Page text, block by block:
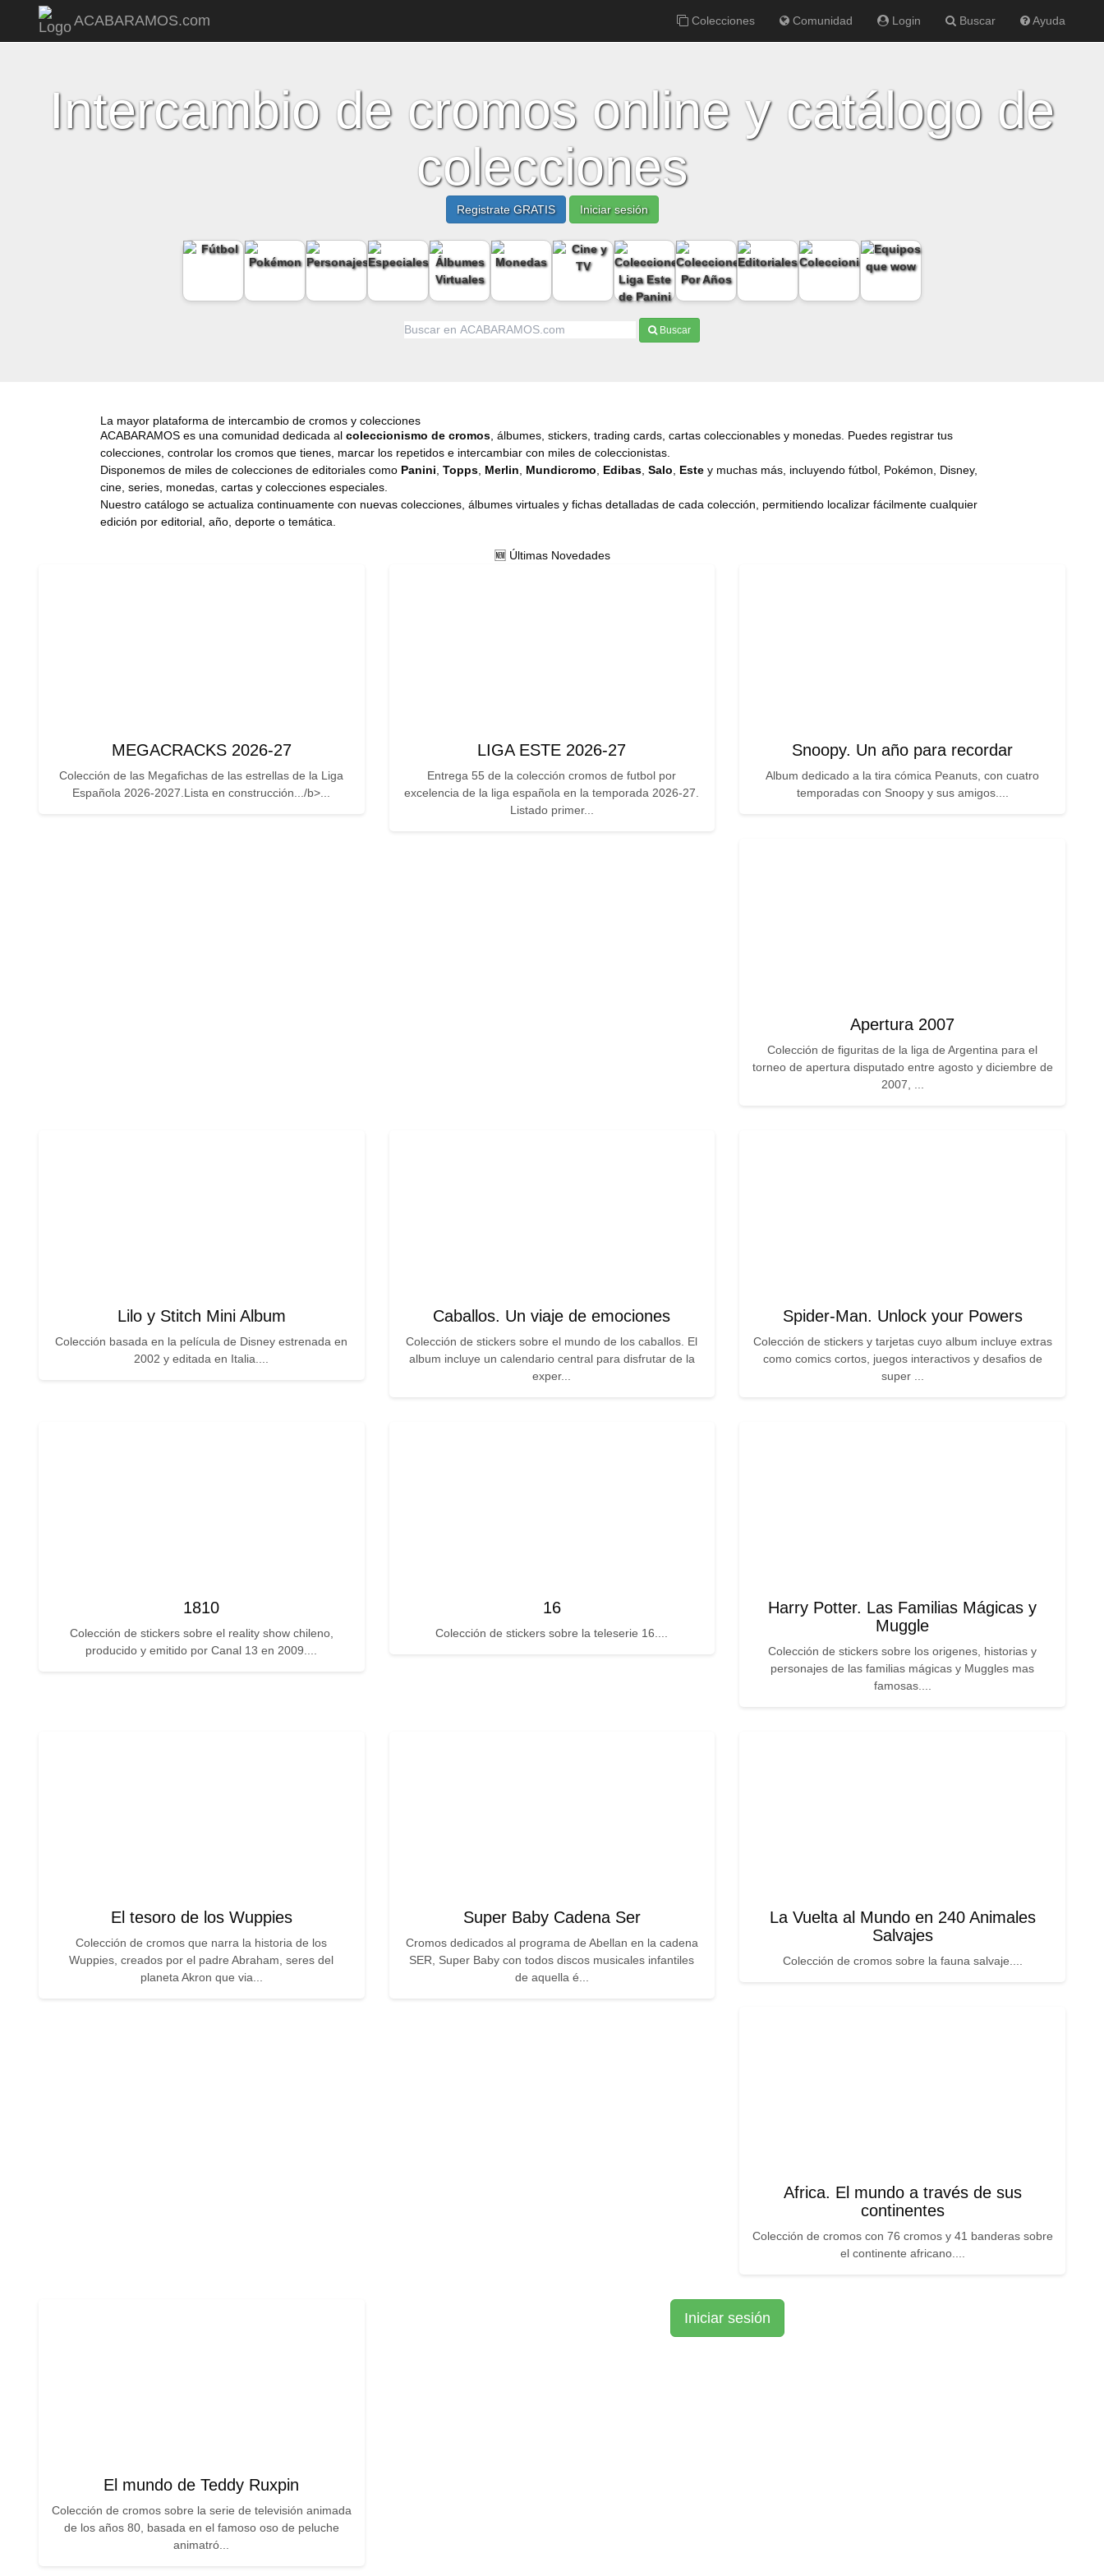
ACABARAMOS.com Colecciones Comunidad Login Buscar Ayuda
Intercambio de cromos online y catálogo de
colecciones
Registrate GRATIS Iniciar sesión
Buscar
La mayor plataforma de intercambio de cromos y colecciones
ACABARAMOS es una comunidad dedicada al coleccionismo de cromos , álbumes, stickers, trading cards, cartas coleccionables y monedas. Puedes registrar tus
colecciones, controlar los cromos que tienes, marcar los repetidos e intercambiar con miles de coleccionistas.
Disponemos de miles de colecciones de editoriales como Panini Topps Merlin Mundicromo Edibas Salo Este y muchas más, incluyendo fútbol, Pokémon, Disney,
cine, series, monedas, cartas y colecciones especiales.
Nuestro catálogo se actualiza continuamente con nuevas colecciones, álbumes virtuales y fichas detalladas de cada colección, permitiendo localizar fácilmente cualquier
edición por editorial, año, deporte o temática.
🆕 Últimas Novedades
MEGACRACKS 2026-27
Colección de las Megafichas de las estrellas de la Liga
Española 2026-2027.Lista en construcción.../b>...
LIGA ESTE 2026-27
Entrega 55 de la colección cromos de futbol por
excelencia de la liga española en la temporada 2026-27.
Listado primer...
Snoopy. Un año para recordar
Album dedicado a la tira cómica Peanuts, con cuatro
temporadas con Snoopy y sus amigos....
Apertura 2007
Colección de figuritas de la liga de Argentina para el
torneo de apertura disputado entre agosto y diciembre de
2007, ...
Lilo y Stitch Mini Album
Colección basada en la película de Disney estrenada en
2002 y editada en Italia....
Caballos. Un viaje de emociones
Colección de stickers sobre el mundo de los caballos. El
album incluye un calendario central para disfrutar de la
exper...
Spider-Man. Unlock your Powers
Colección de stickers y tarjetas cuyo album incluye extras
como comics cortos, juegos interactivos y desafios de
super ...
1810
Colección de stickers sobre el reality show chileno,
producido y emitido por Canal 13 en 2009....
16
Colección de stickers sobre la teleserie 16....
Harry Potter. Las Familias Mágicas y
Muggle
Colección de stickers sobre los origenes, historias y
personajes de las familias mágicas y Muggles mas
famosas....
El tesoro de los Wuppies
Colección de cromos que narra la historia de los
Wuppies, creados por el padre Abraham, seres del
planeta Akron que via...
Super Baby Cadena Ser
Cromos dedicados al programa de Abellan en la cadena
SER, Super Baby con todos discos musicales infantiles
de aquella é...
La Vuelta al Mundo en 240 Animales
Salvajes
Colección de cromos sobre la fauna salvaje....
Africa. El mundo a través de sus
continentes
Colección de cromos con 76 cromos y 41 banderas sobre
el continente africano....
El mundo de Teddy Ruxpin
Colección de cromos sobre la serie de televisión animada
de los años 80, basada en el famoso oso de peluche
animatró...
Iniciar sesión